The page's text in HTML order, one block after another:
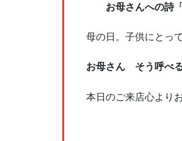
お母さんへの詩
母の日。子供にとっ
お母さん そう呼べる
本日のご来店心より